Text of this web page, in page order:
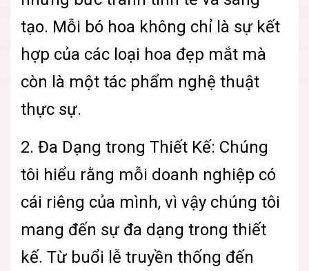
tạo. Mỗi bó hoa không chỉ là sự kết
hợp của các loại hoa đẹp mắt mà
còn là một tác phẩm nghệ thuật
thực sự.
2. Đa Dạng trong Thiết Kế: Chúng
tôi hiểu rằng mỗi doanh nghiệp có
cái riêng của mình, vì vậy chúng tôi
mang đến sự đa dạng trong thiết
kế. Từ buổi lễ truyền thống đến